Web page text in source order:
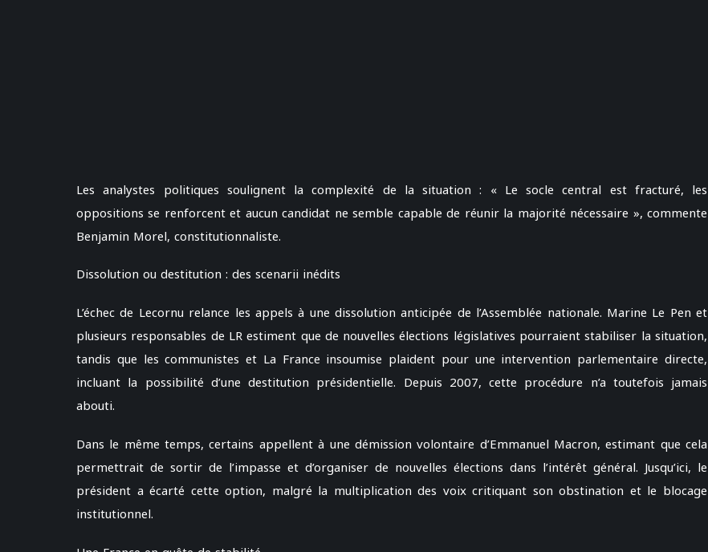
Les analystes politiques soulignent la complexité de la situation : « Le socle central est fracturé, les
oppositions se renforcent et aucun candidat ne semble capable de réunir la majorité nécessaire », commente
Benjamin Morel, constitutionnaliste.
Dissolution ou destitution : des scenarii inédits
L’échec de Lecornu relance les appels à une dissolution anticipée de l’Assemblée nationale. Marine Le Pen et
plusieurs responsables de LR estiment que de nouvelles élections législatives pourraient stabiliser la situation,
tandis que les communistes et La France insoumise plaident pour une intervention parlementaire directe,
incluant la possibilité d’une destitution présidentielle. Depuis 2007, cette procédure n’a toutefois jamais
abouti.
Dans le même temps, certains appellent à une démission volontaire d’Emmanuel Macron, estimant que cela
permettrait de sortir de l’impasse et d’organiser de nouvelles élections dans l’intérêt général. Jusqu’ici, le
président a écarté cette option, malgré la multiplication des voix critiquant son obstination et le blocage
institutionnel.